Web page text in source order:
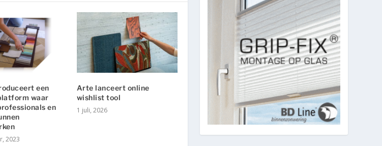
een
waar
en
2023
Arte lanceert online
wishlist tool
1 juli, 2026